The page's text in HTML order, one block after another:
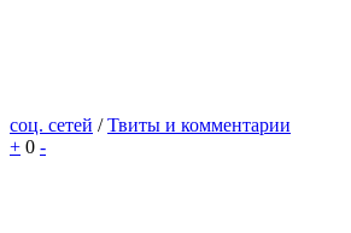
соц. сетей /Твиты и комментарии
+ 0 -